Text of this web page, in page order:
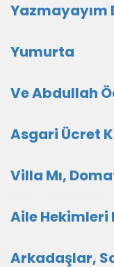
Yazmayayım
Yumurta
Ve Abdullah
Asgari Ücret
Villa Mı,
Aile Hekimleri
Arkadaşlar,